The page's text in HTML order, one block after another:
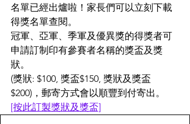
名單已經出爐啦！家長們可以立刻下載
得獎名單查閱。
冠軍、亞軍、季軍及優異獎的得獎者可
申請訂制印有參賽者名稱的獎盃及獎
狀。
(獎狀: $100, 獎盃$150, 獎狀及獎盃
$200)，郵寄方式會以順豐到付寄出。
[按此訂製獎狀及獎盃]